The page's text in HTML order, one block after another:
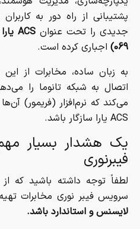
پشتیبانی از راه دور به کاربران
جدیدی را تحت عنوان
069) اجباری کرده است.
به زبان ساده، مخابرات از
اتصال به شبکه تانوما را
می‌کند که نرم‌افزار (فریمور)
ACS یارا سازگار باشد.
یک هشدار بسیار
فیبرنوری
لطفاً توجه داشته باشید که
سرویس فیبر نوری مخابرات
لایسنس و استاندارد باشد.